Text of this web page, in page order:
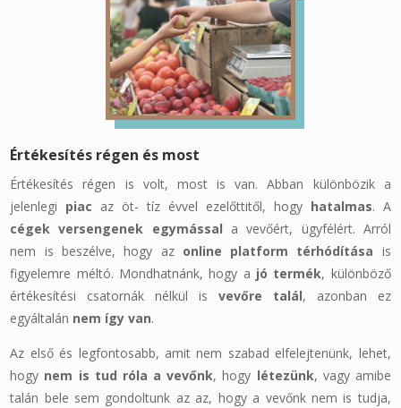
Értékesítés régen és most
Értékesítés régen is volt, most is van. Abban különbözik a
jelenlegi piac az öt- tíz évvel ezelőttitől, hogy hatalmas. A
cégek versengenek egymással a vevőért, ügyfélért. Arról
nem is beszélve, hogy az online platform térhódítása is
figyelemre méltó. Mondhatnánk, hogy a jó termék, különböző
értékesítési csatornák nélkül is vevőre talál, azonban ez
egyáltalán nem így van.
Az első és legfontosabb, amit nem szabad elfelejtenünk, lehet,
hogy nem is tud róla a vevőnk, hogy létezünk, vagy amibe
talán bele sem gondoltunk az az, hogy a vevőnk nem is tudja,